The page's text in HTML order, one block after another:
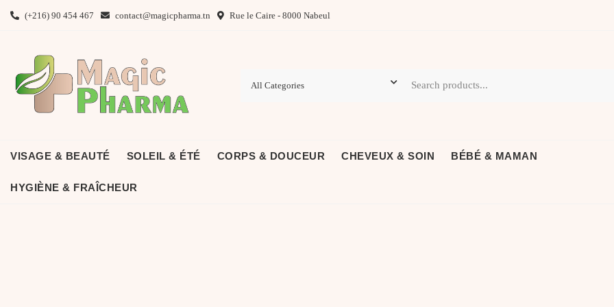
(+216) 90 454 467 contact@magicpharma.tn Rue le Caire - 8000 Nabeul
VISAGE & BEAUTÉ SOLEIL & ÉTÉ CORPS & DOUCEUR CHEVEUX & SOIN BÉBÉ & MAMAN
HYGIÈNE & FRAÎCHEUR